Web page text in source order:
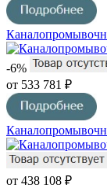
-6%
от 533 781 ₽
от 438 108 ₽